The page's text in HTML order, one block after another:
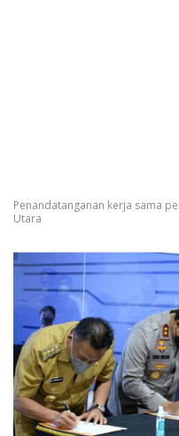
Penandatanganan kerja sama
Utara